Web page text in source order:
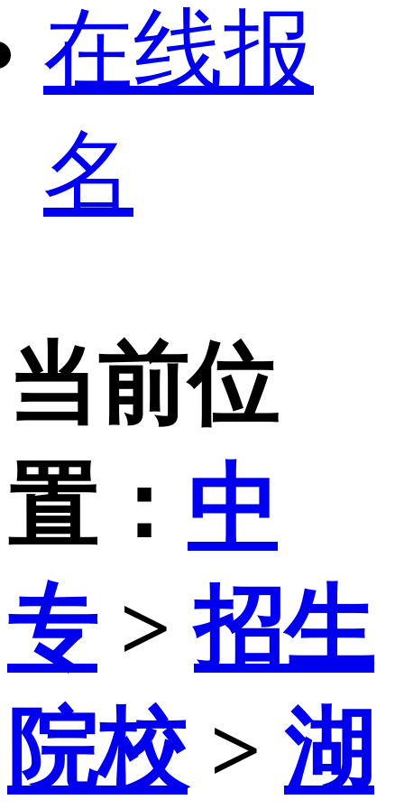
在线报
名
当前位
置： 中
专>招生
院校 > 湖